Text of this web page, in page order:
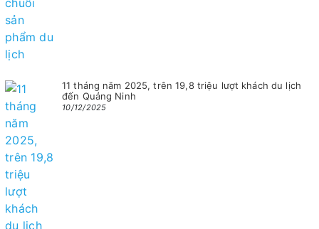
11 tháng năm 2025, trên 19,8 triệu lượt khách du lịch
đến Quảng Ninh
10/12/2025